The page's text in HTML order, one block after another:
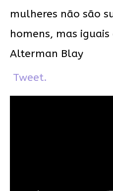
mulheres não são
homens, mas iguais
Alterman Blay
Tweet.